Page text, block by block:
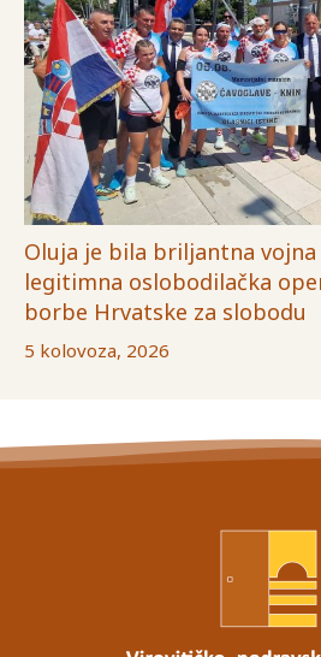
Oluja je bila briljantna
legitimna oslobodilačka
borbe Hrvatske za slobodu
5 kolovoza, 2026